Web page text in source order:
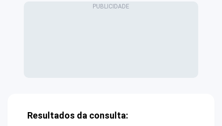
Resultados da consulta: